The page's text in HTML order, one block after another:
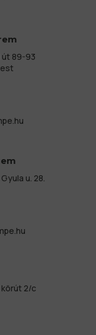
út 89-93
u. 28.
2/c